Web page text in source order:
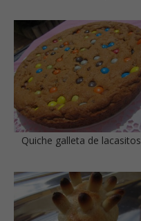
Quiche galleta de lacasitos